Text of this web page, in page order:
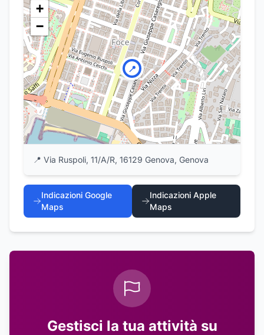
📍
+
−
📍 Via Ruspoli, 11/A/R, 16129 Genova, Genova
Indicazioni Google
Maps
Indicazioni Apple
Maps
Gestisci la tua attività su